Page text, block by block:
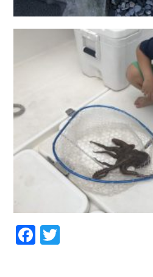
Facebook